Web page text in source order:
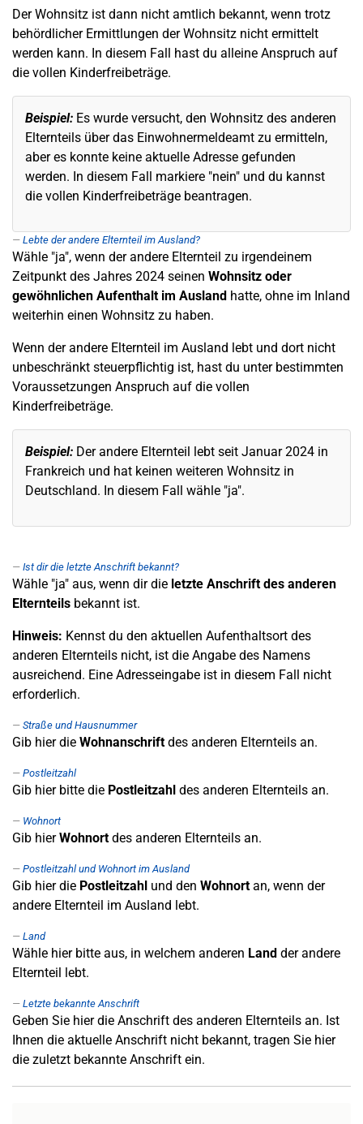
Der Wohnsitz ist dann nicht amtlich bekannt, wenn trotz
behördlicher Ermittlungen der Wohnsitz nicht ermittelt
werden kann. In diesem Fall hast du alleine Anspruch auf
die vollen Kinderfreibeträge.
Beispiel: Es wurde versucht, den Wohnsitz des anderen
Elternteils über das Einwohnermeldeamt zu ermitteln,
aber es konnte keine aktuelle Adresse gefunden
werden. In diesem Fall markiere "nein" und du kannst
die vollen Kinderfreibeträge beantragen.
Lebte der andere Elternteil im Ausland?
Wähle "ja", wenn der andere Elternteil zu irgendeinem
Zeitpunkt des Jahres 2024 seinen Wohnsitz oder
gewöhnlichen Aufenthalt im Ausland hatte, ohne im Inland
weiterhin einen Wohnsitz zu haben.
Wenn der andere Elternteil im Ausland lebt und dort nicht
unbeschränkt steuerpflichtig ist, hast du unter bestimmten
Voraussetzungen Anspruch auf die vollen
Kinderfreibeträge.
Beispiel: Der andere Elternteil lebt seit Januar 2024 in
Frankreich und hat keinen weiteren Wohnsitz in
Deutschland. In diesem Fall wähle "ja".
Ist dir die letzte Anschrift bekannt?
Wähle "ja" aus, wenn dir die letzte Anschrift des anderen
Elternteils bekannt ist.
Hinweis: Kennst du den aktuellen Aufenthaltsort des
anderen Elternteils nicht, ist die Angabe des Namens
ausreichend. Eine Adresseingabe ist in diesem Fall nicht
erforderlich.
Straße und Hausnummer
Gib hier die Wohnanschriftdes anderen Elternteils an.
Postleitzahl
Gib hier bitte die Postleitzahl des anderen Elternteils an.
Wohnort
Gib hierWohnortdes anderen Elternteils an.
Postleitzahl und Wohnort im Ausland
Gib hier die Postleitzahl und den Wohnortan, wenn der
andere Elternteil im Ausland lebt.
Land
Wähle hier bitte aus, in welchem anderen Land der andere
Elternteil lebt.
Letzte bekannte Anschrift
Geben Sie hier die Anschrift des anderen Elternteils an. Ist
Ihnen die aktuelle Anschrift nicht bekannt, tragen Sie hier
die zuletzt bekannte Anschrift ein.